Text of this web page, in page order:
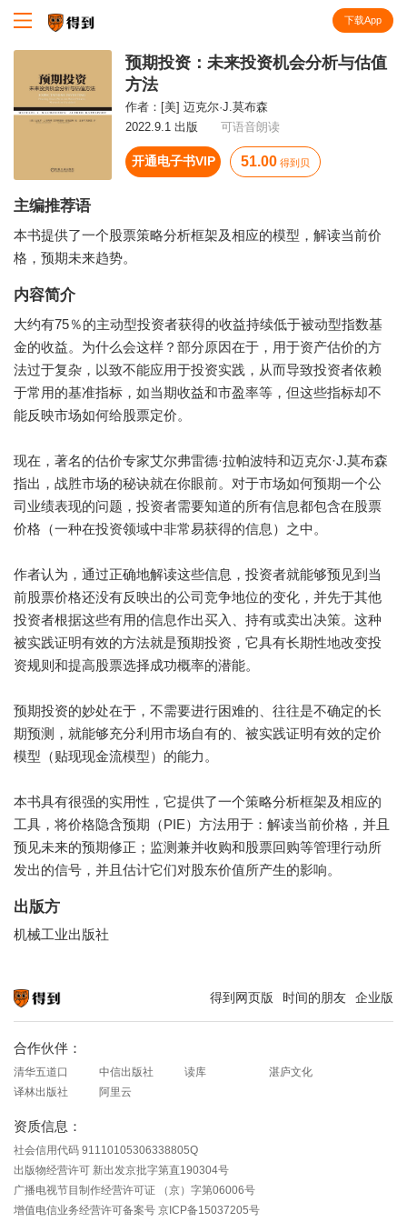
下载App
预期投资：未来投资机会分析与估值
方法
作者： [美] 迈克尔·J.莫布森
2022.9.1 出版
可语音朗读
开通电子书VIP 51.00 得到贝
主编推荐语
本书提供了一个股票策略分析框架及相应的模型，解读当前价
格，预期未来趋势。
内容简介
大约有75％的主动型投资者获得的收益持续低于被动型指数基
金的收益。为什么会这样？部分原因在于，用于资产估价的方
法过于复杂，以致不能应用于投资实践，从而导致投资者依赖
于常用的基准指标，如当期收益和市盈率等，但这些指标却不
能反映市场如何给股票定价。
现在，著名的估价专家艾尔弗雷德·拉帕波特和迈克尔·J.莫布森
指出，战胜市场的秘诀就在你眼前。对于市场如何预期一个公
司业绩表现的问题，投资者需要知道的所有信息都包含在股票
价格（一种在投资领域中非常易获得的信息）之中。
作者认为，通过正确地解读这些信息，投资者就能够预见到当
前股票价格还没有反映出的公司竞争地位的变化，并先于其他
投资者根据这些有用的信息作出买入、持有或卖出决策。这种
被实践证明有效的方法就是预期投资，它具有长期性地改变投
资规则和提高股票选择成功概率的潜能。
预期投资的妙处在于，不需要进行困难的、往往是不确定的长
期预测，就能够充分利用市场自有的、被实践证明有效的定价
模型（贴现现金流模型）的能力。
本书具有很强的实用性，它提供了一个策略分析框架及相应的
工具，将价格隐含预期（PIE）方法用于：解读当前价格，并且
预见未来的预期修正；监测兼并收购和股票回购等管理行动所
发出的信号，并且估计它们对股东价值所产生的影响。
出版方
机械工业出版社
得到网页版 时间的朋友 企业版
合作伙伴：
清华五道口 中信出版社 读库
湛庐文化
译林出版社
阿里云
资质信息：
社会信用代码 91110105306338805Q
出版物经营许可 新出发京批字第直190304号
广播电视节目制作经营许可证 （京）字第06006号
增值电信业务经营许可备案号 京ICP备15037205号